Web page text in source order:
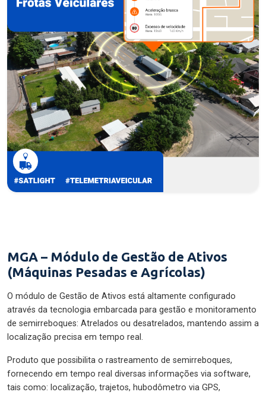
MGA – Módulo de Gestão de Ativos
(Máquinas Pesadas e Agrícolas)
O módulo de Gestão de Ativos está altamente configurado
através da tecnologia embarcada para gestão e monitoramento
de semirreboques: Atrelados ou desatrelados, mantendo assim a
localização precisa em tempo real.
Produto que possibilita o rastreamento de semirreboques,
fornecendo em tempo real diversas informações via software,
tais como: localização, trajetos, hubodômetro via GPS,